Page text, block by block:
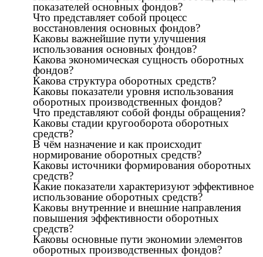
показателей основных фондов?
Что представляет собой процесс
восстановления основных фондов?
Каковы важнейшие пути улучшения
использования основных фондов?
Какова экономическая сущность оборотных
фондов?
Какова структура оборотных средств?
Каковы показатели уровня использования
оборотных производственных фондов?
Что представляют собой фонды обращения?
Каковы стадии кругооборота оборотных
средств?
В чём назначение и как происходит
нормирование оборотных средств?
Каковы источники формирования оборотных
средств?
Какие показатели характеризуют эффективное
использование оборотных средств?
Каковы внутренние и внешние направления
повышения эффективности оборотных
средств?
Каковы основные пути экономии элементов
оборотных производственных фондов?